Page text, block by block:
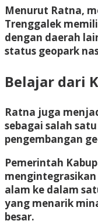
Menurut Ratna,
Trenggalek
dengan daerah
status geopark
Belajar dari
Ratna juga
sebagai salah
pengembangan
Pemerintah
alam ke dalam
yang menarik
besar.